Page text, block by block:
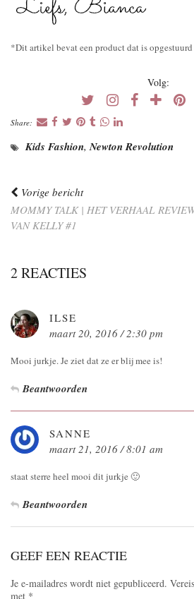
*Dit artikel bevat een product dat is
Volg:
Share:
Kids Fashion, Newton Revolution
Vorige bericht
MOMMY TALK | HET VERHAAL
VAN KELLY #1
2 REACTIES
ILSE
maart 20, 2016 / 2:30 pm
Mooi jurkje. Je ziet dat ze er blij mee is!
Beantwoorden
SANNE
maart 21, 2016 / 8:01 am
staat sterre heel mooi dit jurkje 🙂
Beantwoorden
GEEF EEN REACTIE
Je e-mailadres wordt niet gepubliceerd.
met *